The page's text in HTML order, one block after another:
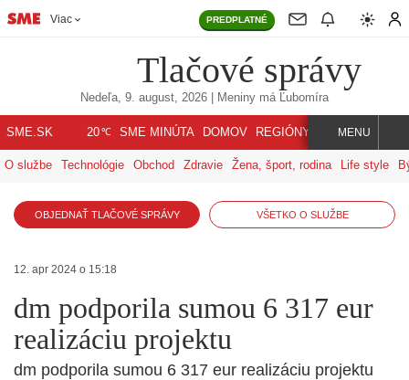
Viac PREDPLATNÉ
Tlačové správy
Nedeľa, 9. august, 2026 | Meniny má Ľubomíra
SME.SK 20℃ SME MINÚTA DOMOV REGIÓNY INDEX SVET
MENU
O službe Technológie Obchod Zdravie Žena, šport, rodina Life style
OBJEDNAŤ TLAČOVÉ SPRÁVY VŠETKO O SLUŽBE
12. apr 2024 o 15:18
dm podporila sumou 6 317 eur
realizáciu projektu
dm podporila sumou 6 317 eur realizáciu projektu